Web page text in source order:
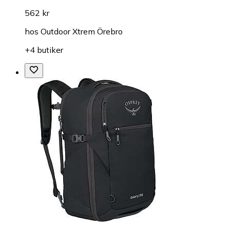
562 kr
hos Outdoor Xtrem Örebro
+4 butiker